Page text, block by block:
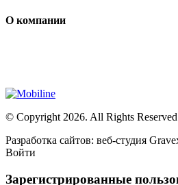
О компании
© Copyright 2026. All Rights
Разработка сайтов: веб-студия
Войти
Зарегистрированные